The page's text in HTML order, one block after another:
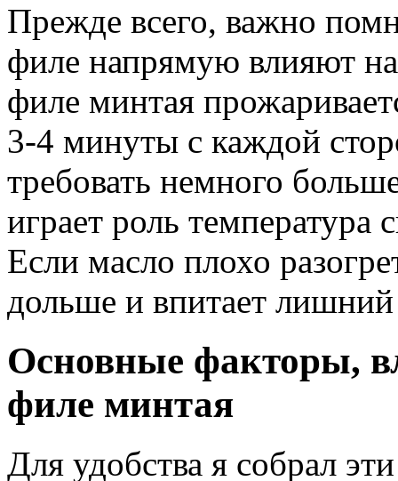
Прежде всего, важно
филе напрямую влияют
филе минтая
3-4 минуты с каждой
требовать немного
играет роль температура
Если масло плохо
дольше и впитает
Основные факторы,
филе минтая
Для удобства я собрал